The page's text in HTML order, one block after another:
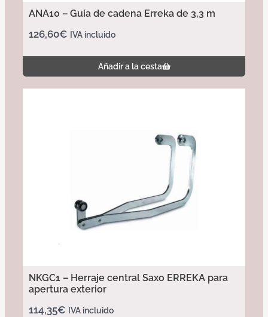
ANA10 – Guía de cadena Erreka de 3,3 m
126,60€ IVA incluido
Añadir a la cesta
NKGC1 – Herraje central Saxo ERREKA para
apertura exterior
114,35€ IVA incluido